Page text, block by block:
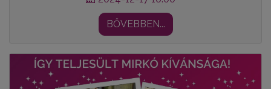
BŐVEBBEN...